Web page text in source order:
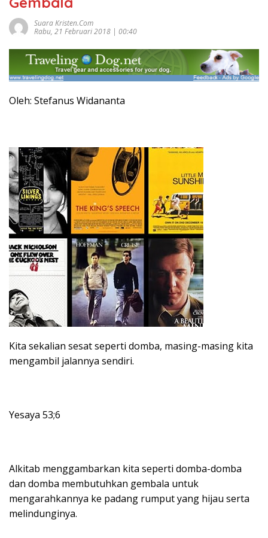
Suara Kristen.com
Rabu, 21 Februari 2018 | 00:40
Oleh: Stefanus Widananta
Kita sekalian sesat seperti domba, masing-masing kita
mengambil jalannya sendiri.
Yesaya 53;6
Alkitab menggambarkan kita seperti domba-domba
dan domba membutuhkan gembala untuk
mengarahkannya ke padang rumput yang hijau serta
melindunginya.